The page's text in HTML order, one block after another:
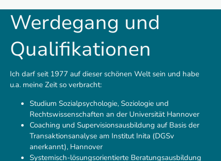
Werdegang und
Qualifikationen
Ich darf seit 1977 auf dieser schönen Welt sein und habe
u.a. meine Zeit so verbracht:
Studium Sozialpsychologie, Soziologie und
Rechtswissenschaften an der Universität Hannover
Coaching und Supervisionsausbildung auf Basis der
Transaktionsanalyse am Institut Inita (DGSv
anerkannt), Hannover
Systemisch-lösungsorientierte Beratungsausbildung